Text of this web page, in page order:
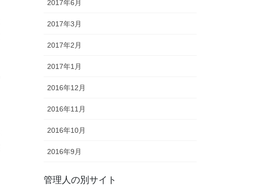
2017年6月
2017年3月
2017年2月
2017年1月
2016年12月
2016年11月
2016年10月
2016年9月
管理人の別サイト